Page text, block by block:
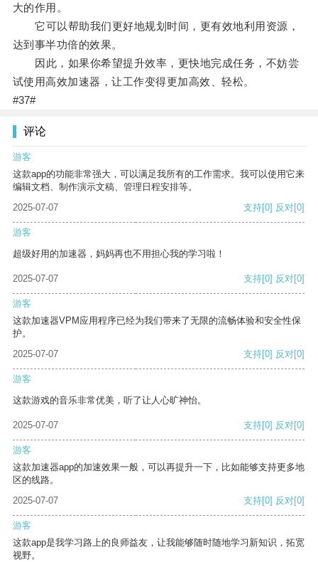
大的作用。
它可以帮助我们更好地规划时间，更有效地利用资源，
达到事半功倍的效果。
因此，如果你希望提升效率，更快地完成任务，不妨尝
试使用高效加速器，让工作变得更加高效、轻松。
#37#
评论
游客
这款app的功能非常强大，可以满足我所有的工作需求。我可以使用它来
编辑文档、制作演示文稿、管理日程安排等。
2025-07-07
支持[0] 反对[0]
游客
超级好用的加速器，妈妈再也不用担心我的学习啦！
2025-07-07 支持[0] 反对[0]
游客
这款加速器VPM应用程序已经为我们带来了无限的流畅体验和安全性保
护。
2025-07-07
支持[0] 反对[0]
游客
这款游戏的音乐非常优美，听了让人心旷神怡。
2025-07-07 支持[0] 反对[0]
游客
这款加速器app的加速效果一般，可以再提升一下，比如能够支持更多地
区的线路。
2025-07-07
支持[0] 反对[0]
游客
这款app是我学习路上的良师益友，让我能够随时随地学习新知识，拓宽
视野。